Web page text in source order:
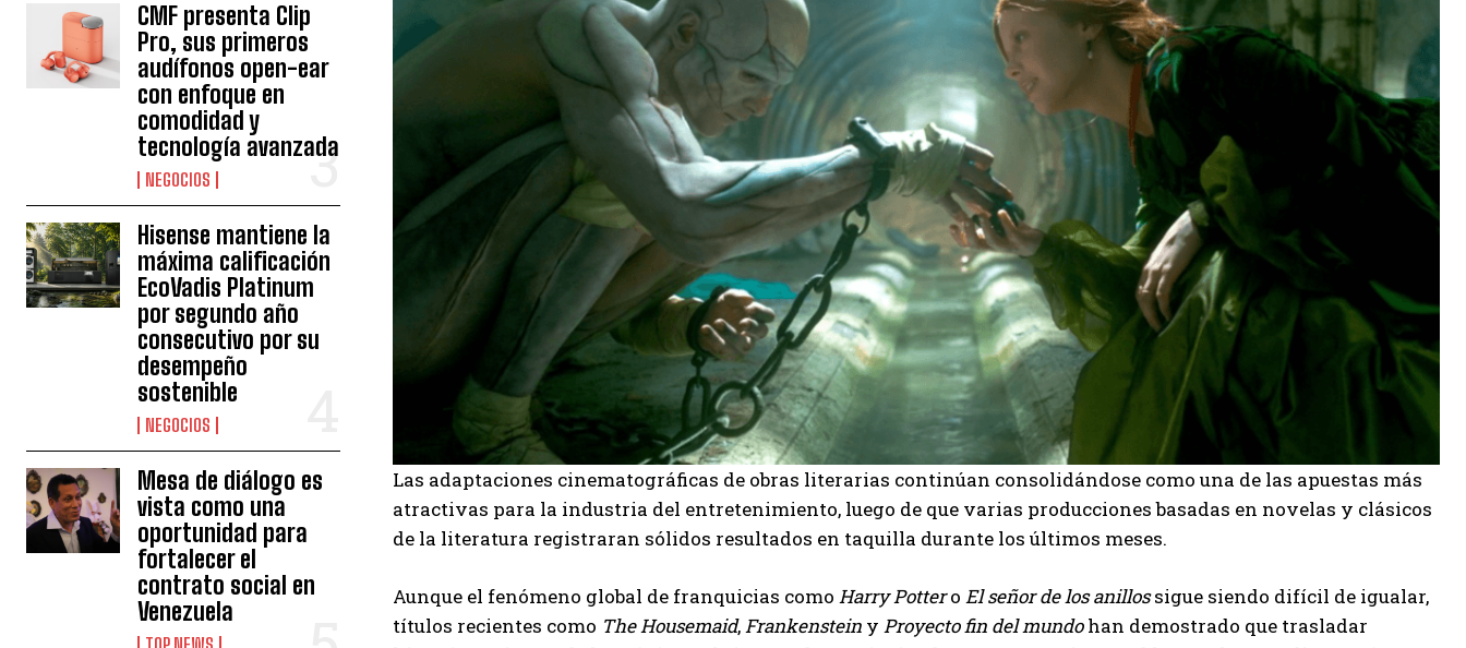
CMF presenta Clip
Pro, sus primeros
audífonos open-ear
con enfoque en
comodidad y
tecnología avanzada
NEGOCIOS
Hisense mantiene la
máxima calificación
EcoVadis Platinum
por segundo año
consecutivo por su
desempeño
sostenible
NEGOCIOS
Mesa de diálogo es
vista como una
oportunidad para
fortalecer el
contrato social en
Venezuela
Las adaptaciones cinematográficas de obras literarias continúan consolidándose como una de las apuestas más
atractivas para la industria del entretenimiento, luego de que varias producciones basadas en novelas y clásicos
de la literatura registraran sólidos resultados en taquilla durante los últimos meses.
Aunque el fenómeno global de franquicias como Harry Pottero El señor de los anillossigue siendo difícil de igualar,
títulos recientes como The Housemaid,Frankenstein y Proyecto fin del mundohan demostrado que trasladar